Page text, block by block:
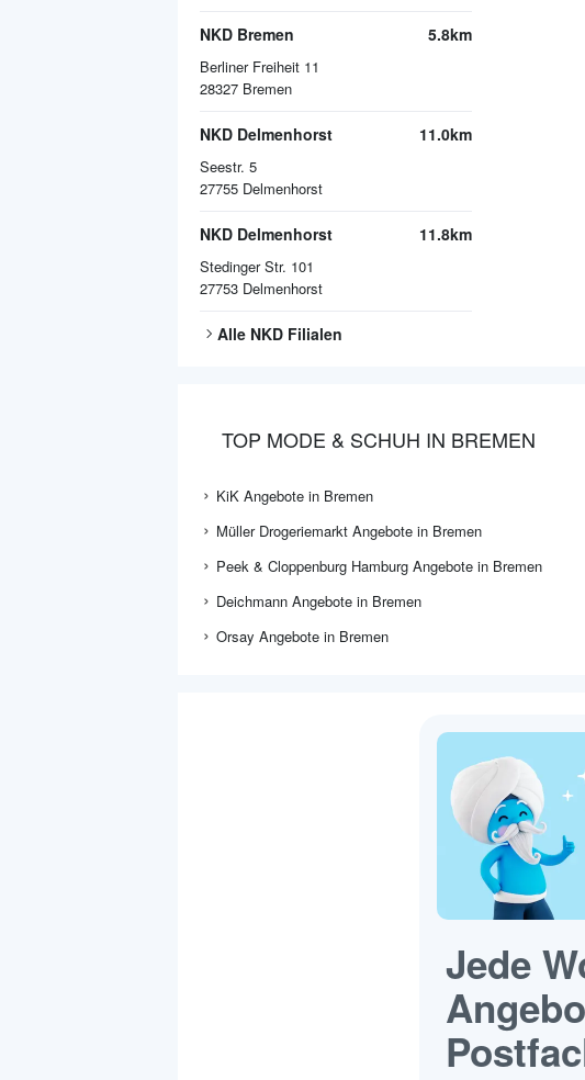
NKD Bremen
Berliner Freiheit 11
28327 Bremen
5.8km
NKD Delmenhorst
Seestr. 5
27755 Delmenhorst
11.0km
NKD Delmenhorst
Stedinger Str. 101
27753 Delmenhorst
11.8km
Alle NKD Filialen
TOP MODE & SCHUH IN BREMEN
KiK Angebote in Bremen
Müller Drogeriemarkt Angebote in Bremen
Peek & Cloppenburg Hamburg Angebote in Bremen
Deichmann Angebote in Bremen
Orsay Angebote in Bremen
Jede